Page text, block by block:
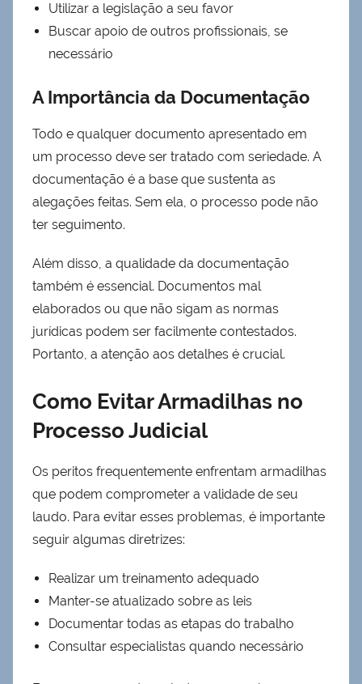
Utilizar a legislação a seu favor
Buscar apoio de outros profissionais, se
necessário
A Importância da Documentação
Todo e qualquer documento apresentado em
um processo deve ser tratado com seriedade. A
documentação é a base que sustenta as
alegações feitas. Sem ela, o processo pode não
ter seguimento.
Além disso, a qualidade da documentação
também é essencial. Documentos mal
elaborados ou que não sigam as normas
jurídicas podem ser facilmente contestados.
Portanto, a atenção aos detalhes é crucial.
Como Evitar Armadilhas no
Processo Judicial
Os peritos frequentemente enfrentam armadilhas
que podem comprometer a validade de seu
laudo. Para evitar esses problemas, é importante
seguir algumas diretrizes:
Realizar um treinamento adequado
Manter-se atualizado sobre as leis
Documentar todas as etapas do trabalho
Consultar especialistas quando necessário